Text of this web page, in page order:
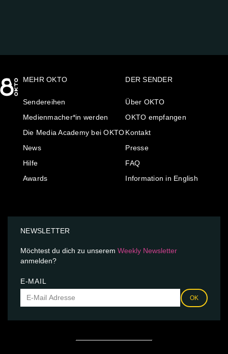
MEHR OKTO
Sendereihen
Medienmacher*in werden
Die Media Academy bei OKTO
News
Hilfe
Awards
DER SENDER
Über OKTO
OKTO empfangen
Kontakt
Presse
FAQ
Information in English
NEWSLETTER
Möchtest du dich zu unserem Weekly Newsletter
anmelden?
E-MAIL
OK